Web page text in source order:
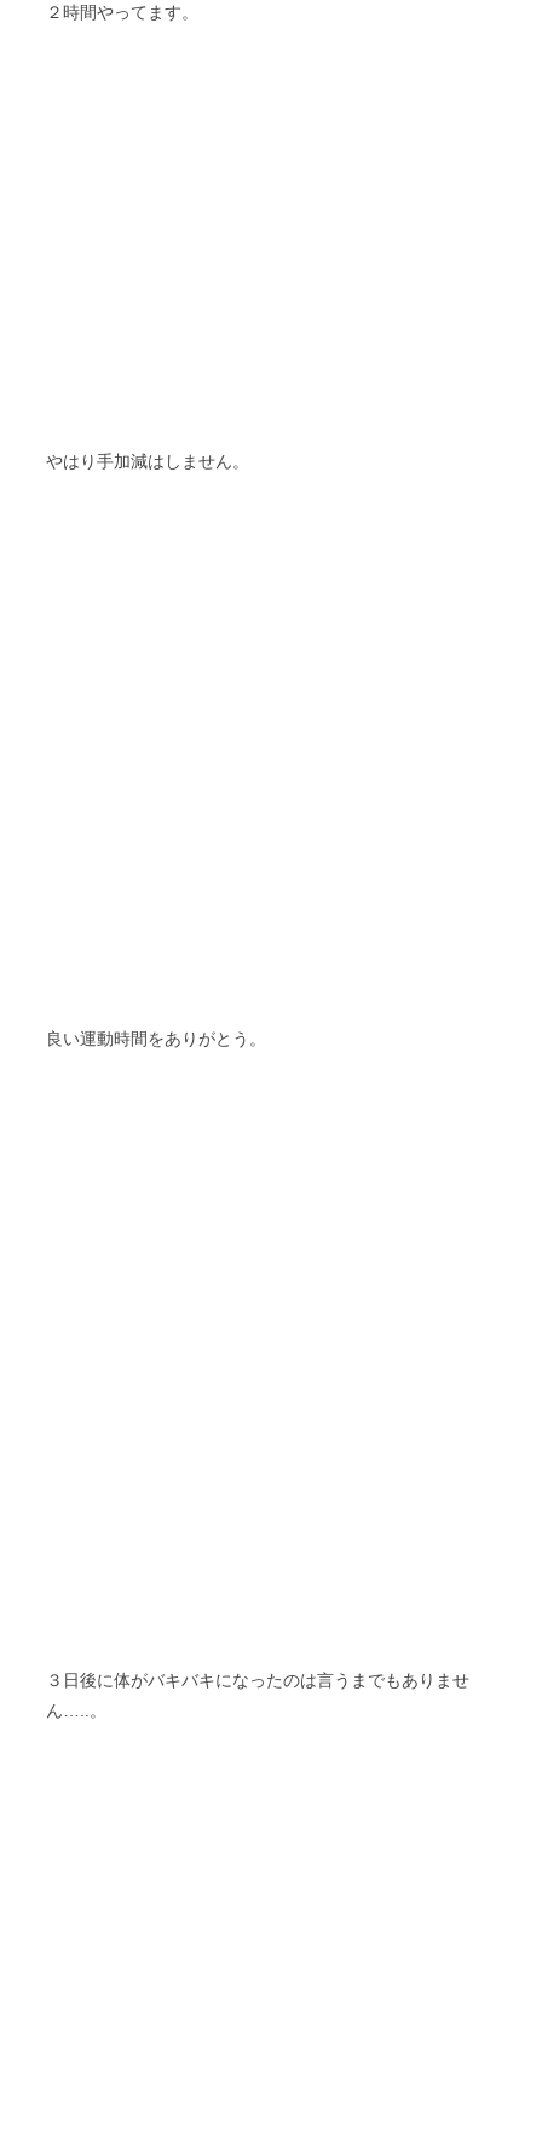
２時間やってます。
やはり手加減はしません。
良い運動時間をありがとう。
３日後に体がバキバキになったのは言うまでもありませ
ん…..。